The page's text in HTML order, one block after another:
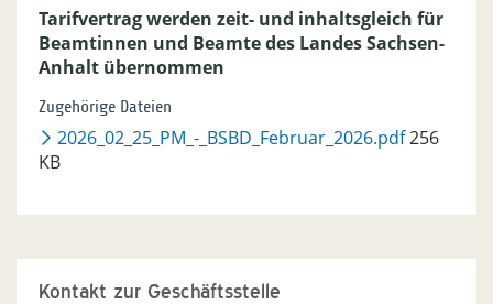
Tarifvertrag werden zeit- und inhaltsgleich für
Beamtinnen und Beamte des Landes Sachsen-
Anhalt übernommen
Zugehörige Dateien
2026_02_25_PM_-_BSBD_Februar_2026.pdf256
KB
Kontakt zur Geschäftsstelle